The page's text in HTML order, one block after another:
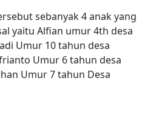
sebanyak 4 anak yang
yaitu Alfian umur 4th desa
Umur 10 tahun desa
Umur 6 tahun desa
Umur 7 tahun Desa